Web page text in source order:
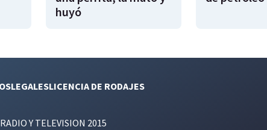
huyó
LEGALESLICENCIA DE RODAJES
Y TELEVISION 2015